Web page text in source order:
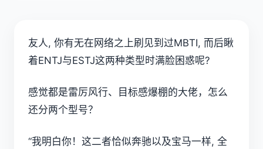
友人, 你有无在网络之上刷见到过MBTI, 而后瞅
着ENTJ与ESTJ这两种类型时满脸困惑呢?
感觉都是雷厉风行、目标感爆棚的大佬，怎么
还分两个型号？
“我明白你！这二者恰似奔驰以及宝马一样, 全